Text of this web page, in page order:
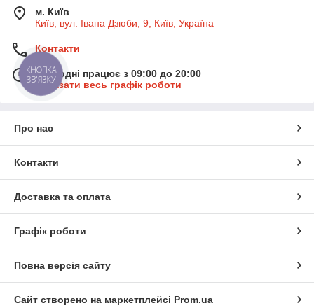
м. Київ
Київ, вул. Івана Дзюби, 9, Київ, Україна
Контакти
Сьогодні працює з 09:00 до 20:00
Показати весь графік роботи
Про нас
Контакти
Доставка та оплата
Графік роботи
Повна версія сайту
Сайт створено на маркетплейсі Prom.ua
КНОПКА
ЗВ'ЯЗКУ